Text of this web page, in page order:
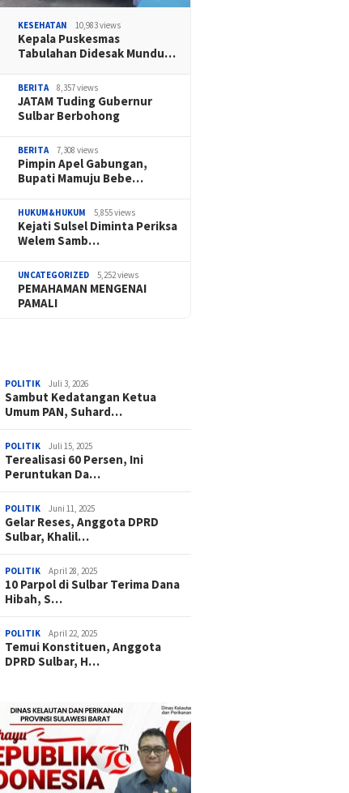
KESEHATAN 10,983 views
Kepala Puskesmas
Tabulahan Didesak Mundu…
BERITA 8,357 views
JATAM Tuding Gubernur
Sulbar Berbohong
BERITA 7,308 views
Pimpin Apel Gabungan,
Bupati Mamuju Bebe…
HUKUM&HUKUM 5,855 views
Kejati Sulsel Diminta Periksa
Welem Samb…
UNCATEGORIZED 5,252 views
PEMAHAMAN MENGENAI
PAMALI
POLITIK Juli 3, 2026
Sambut Kedatangan Ketua
Umum PAN, Suhard…
POLITIK Juli 15, 2025
Terealisasi 60 Persen, Ini
Peruntukan Da…
POLITIK Juni 11, 2025
Gelar Reses, Anggota DPRD
Sulbar, Khalil…
POLITIK April 28, 2025
10 Parpol di Sulbar Terima Dana
Hibah, S…
POLITIK April 22, 2025
Temui Konstituen, Anggota
DPRD Sulbar, H…